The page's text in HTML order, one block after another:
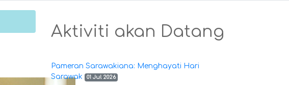
Aktiviti akan Datang
Pameran Sarawakiana: Menghayati Hari
Sarawak
01 Jul 2026